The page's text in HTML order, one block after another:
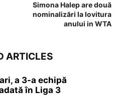
Simona Halep are două
nominalizări la lovitura
anului in WTA
ARTICLES
a 3-a echipă
în Liga 3